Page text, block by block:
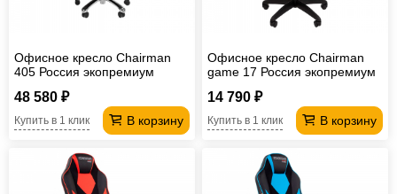
Офисное кресло Chairman
405 Россия экопремиум
48 580 ₽
В корзину
Купить в 1 клик
Офисное кресло Chairman
game 17 Россия экопремиум
14 790 ₽
В корзину
Купить в 1 клик